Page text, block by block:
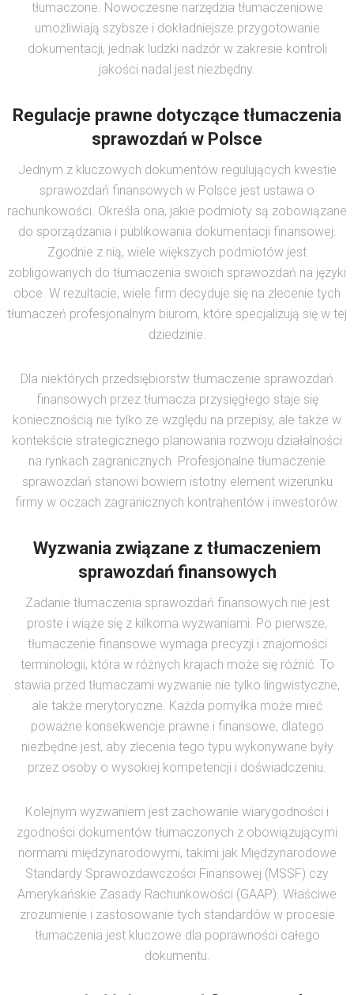
tłumaczone. Nowoczesne narzędzia tłumaczeniowe
umożliwiają szybsze i dokładniejsze przygotowanie
dokumentacji, jednak ludzki nadzór w zakresie kontroli
jakości nadal jest niezbędny.
Regulacje prawne dotyczące tłumaczenia
sprawozdań w Polsce
Jednym z kluczowych dokumentów regulujących kwestie
sprawozdań finansowych w Polsce jest ustawa o
rachunkowości. Określa ona, jakie podmioty są zobowiązane
do sporządzania i publikowania dokumentacji finansowej.
Zgodnie z nią, wiele większych podmiotów jest
zobligowanych do tłumaczenia swoich sprawozdań na języki
obce. W rezultacie, wiele firm decyduje się na zlecenie tych
tłumaczeń profesjonalnym biurom, które specjalizują się w tej
dziedzinie.
Dla niektórych przedsiębiorstw tłumaczenie sprawozdań
finansowych przez tłumacza przysięgłego staje się
koniecznością nie tylko ze względu na przepisy, ale także w
kontekście strategicznego planowania rozwoju działalności
na rynkach zagranicznych. Profesjonalne tłumaczenie
sprawozdań stanowi bowiem istotny element wizerunku
firmy w oczach zagranicznych kontrahentów i inwestorów.
Wyzwania związane z tłumaczeniem
sprawozdań finansowych
Zadanie tłumaczenia sprawozdań finansowych nie jest
proste i wiąże się z kilkoma wyzwaniami. Po pierwsze,
tłumaczenie finansowe wymaga precyzji i znajomości
terminologii, która w różnych krajach może się różnić. To
stawia przed tłumaczami wyzwanie nie tylko lingwistyczne,
ale także merytoryczne. Każda pomyłka może mieć
poważne konsekwencje prawne i finansowe, dlatego
niezbędne jest, aby zlecenia tego typu wykonywane były
przez osoby o wysokiej kompetencji i doświadczeniu.
Kolejnym wyzwaniem jest zachowanie wiarygodności i
zgodności dokumentów tłumaczonych z obowiązującymi
normami międzynarodowymi, takimi jak Międzynarodowe
Standardy Sprawozdawczości Finansowej (MSSF) czy
Amerykańskie Zasady Rachunkowości (GAAP). Właściwe
zrozumienie i zastosowanie tych standardów w procesie
tłumaczenia jest kluczowe dla poprawności całego
dokumentu.